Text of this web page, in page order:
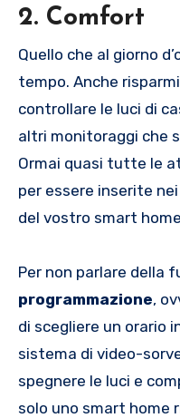
2. Comfort
Quello che al giorno
tempo. Anche
controllare le luci di
altri monitoraggi che
Ormai quasi tutte le
per essere inserite
del vostro smart
Per non parlare della
programmazione,
di scegliere un orario
sistema di video-
spegnere le luci e
solo uno smart home